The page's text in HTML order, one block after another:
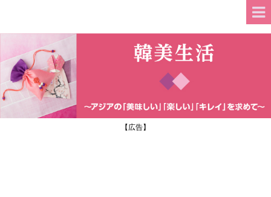
【広告】